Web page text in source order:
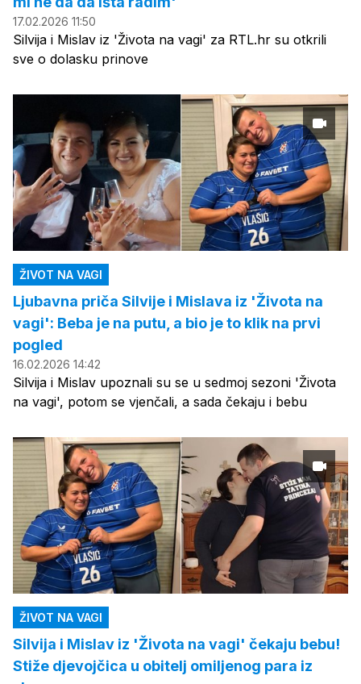
17.02.2026 11:50
Silvija i Mislav iz 'Života na vagi' za RTL.hr su otkrili
sve o dolasku prinove
ŽIVOT NA VAGI
Ljubavna priča Silvije i Mislava iz 'Života na
vagi': Beba je na putu, a bio je to klik na prvi
pogled
16.02.2026 14:42
Silvija i Mislav upoznali su se u sedmoj sezoni 'Života
na vagi', potom se vjenčali, a sada čekaju i bebu
ŽIVOT NA VAGI
Silvija i Mislav iz 'Života na vagi' čekaju bebu!
Stiže djevojčica u obitelj omiljenog para iz